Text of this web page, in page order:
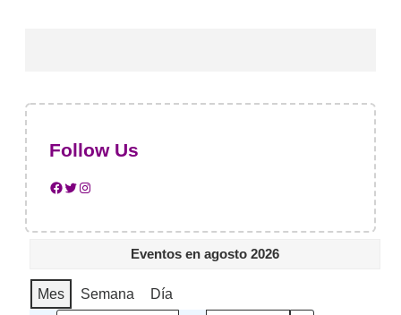
Follow Us
Eventos en agosto 2026
Mes Semana Día